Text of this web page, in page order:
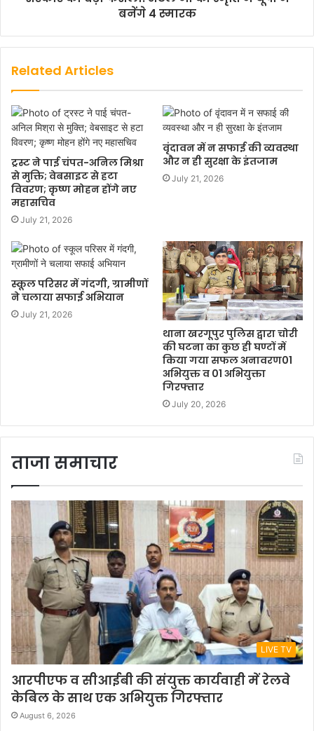
बनेंगे 4 स्‍मारक
Related Articles
ट्रस्ट ने पाई चंपत-अनिल मिश्रा
से मुक्ति; वेबसाइट से हटा
विवरण; कृष्ण मोहन होंगे नए
महासचिव
July 21, 2026
वृंदावन में न सफाई की व्यवस्था
और न ही सुरक्षा के इंतजाम
July 21, 2026
स्कूल परिसर में गंदगी, ग्रामीणों
ने चलाया सफाई अभियान
July 21, 2026
थाना खरगूपुर पुलिस द्वारा चोरी
की घटना का कुछ ही घण्टों में
किया गया सफल अनावरण01
अभियुक्त व 01 अभियुक्ता
गिरफ्तार
July 20, 2026
ताजा समाचार
LIVE TV
आरपीएफ व सीआईबी की संयुक्त कार्यवाही में रेलवे
केबिल के साथ एक अभियुक्त गिरफ्तार
August 6, 2026